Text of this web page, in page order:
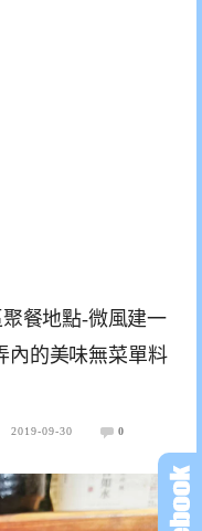
餐地點-微風建一
內的美味無菜單料
2019-09-30 0